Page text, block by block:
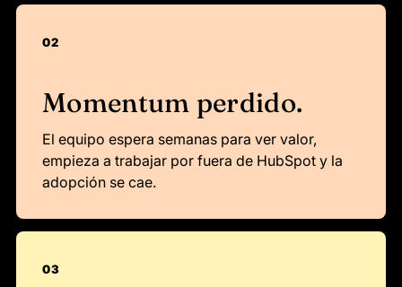
02
Momentum perdido.
El equipo espera semanas para ver valor,
empieza a trabajar por fuera de HubSpot y la
adopción se cae.
03